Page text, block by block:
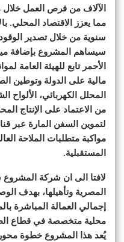
الآلاف من فرص العمل خلال
مما يعزز الاقتصاد المحلي.
سنوية من خلال تصدير
سيساهم المشروع بإضافة
الأحمر تابع للهيئة العامة
مالية على الدولة وتوطين
المحلل الكهربائي، الألواح
من الاعتماد على الإنتاج
لتموين السفن المارة عبر
مواكبة متطلبات الملاحة
المستقبلية.
لافتا الى ان شركة
إجمالي العمالة المباشرة
محلية متخصصة في قطاع
يُعد هذا المشروع خطوة